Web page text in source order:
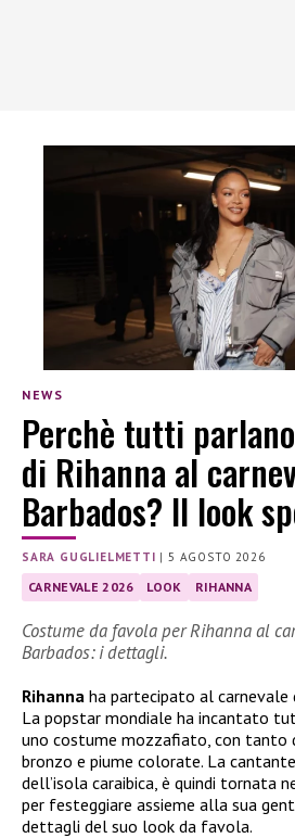
NEWS
Perchè tutti
di Rihanna al
Barbados? Il look
SARA GUGLIELMETTI |5 AGOSTO 2026
CARNEVALE 2026 LOOK RIHANNA
Costume da favola per Rihanna al
Barbados: i dettagli.
Rihanna ha partecipato al carnevale
La popstar mondiale ha incantato
uno costume mozzafiato, con tanto
bronzo e piume colorate. La
dell’isola caraibica, è quindi tornata
per festeggiare assieme alla sua
dettagli del suo look da favola.